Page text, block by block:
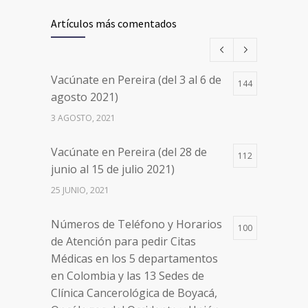
de agosto 2021) mayores de 20
años
Números de Teléfono y Horarios
de Atención para pedir Citas
Médicas en los 5 departamentos
Clínica Cancerológica de Boyacá,
Oncólogos del Occidente y Unión
de Cirujanos
Artículos más comentados
Vacúnate en Pereira (del 3 al 6 de
agosto 2021)
144
3 AGOSTO, 2021
Vacúnate en Pereira (del 28 de
junio al 15 de julio 2021)
112
25 JUNIO, 2021
Números de Teléfono y Horarios
de Atención para pedir Citas
Médicas en los 5 departamentos
en Colombia y las 13 Sedes de
Clínica Cancerológica de Boyacá,
100